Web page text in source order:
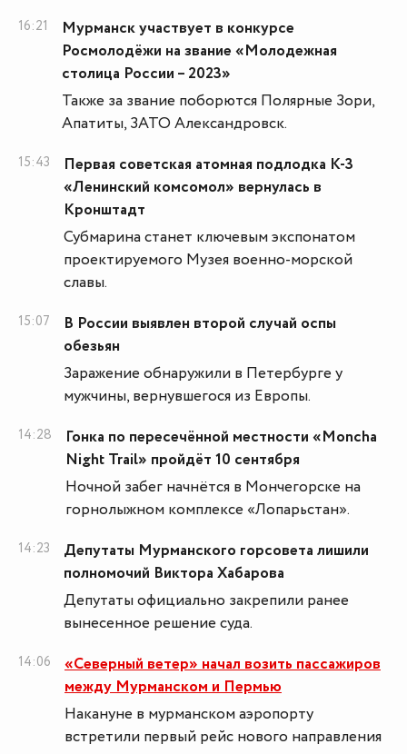
16:21
Мурманск участвует в конкурсе
Росмолодёжи на звание «Молодежная
столица России – 2023»
Также за звание поборются Полярные Зори,
Апатиты, ЗАТО Александровск.
15:43
Первая советская атомная подлодка К-3
«Ленинский комсомол» вернулась в
Кронштадт
Субмарина станет ключевым экспонатом
проектируемого Музея военно-морской
славы.
15:07
В России выявлен второй случай оспы
обезьян
Заражение обнаружили в Петербурге у
мужчины, вернувшегося из Европы.
14:28
Гонка по пересечённой местности «Moncha
Night Trail» пройдёт 10 сентября
Ночной забег начнётся в Мончегорске на
горнолыжном комплексе «Лопарьстан».
14:23
Депутаты Мурманского горсовета лишили
полномочий Виктора Хабарова
Депутаты официально закрепили ранее
вынесенное решение суда.
14:06
«Северный ветер» начал возить пассажиров
между Мурманском и Пермью
Накануне в мурманском аэропорту
встретили первый рейс нового направления